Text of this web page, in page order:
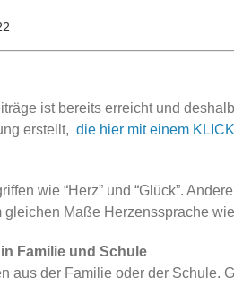
ist bereits erreicht und
erstellt, die hier mit einem
wie “Herz” und “Glück”.
Maße Herzenssprache
Familie und Schule
aus der Familie oder der Schule.